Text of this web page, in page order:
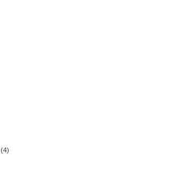
(4)